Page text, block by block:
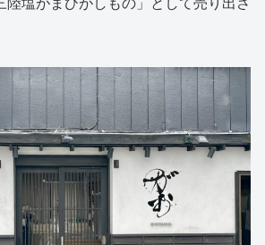
陸塩がまひがしもの」として売り出さ